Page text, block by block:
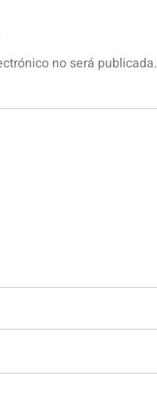
no será publicada.